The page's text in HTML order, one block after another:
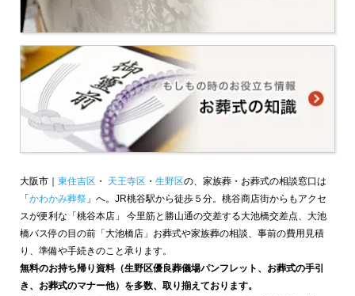
大阪市｜ 東住吉区 ・ 天王寺区 ・ 生野区の、家族葬・お葬式の相談窓口は
「かわかみ葬祭 」へ。JR桃谷駅から徒歩５分。桃谷商店街からもアクセ
スが便利な「桃谷本店」 今里筋と勝山通の交差する大池橋交差点、大池
橋バス停の目の前「大池橋店」お葬式や家族葬の相談、事前の費用見積
り、準備や手続きのこと承ります。
無料のお持ち帰り資料（生野区優良葬儀場パンフレット、お葬式の手引
き、お葬式のマナー他）を多数、取り揃えております。